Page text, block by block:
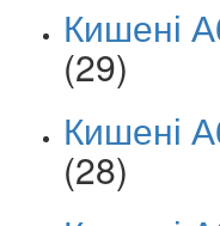
Кишені
(29)
Кишені
(28)